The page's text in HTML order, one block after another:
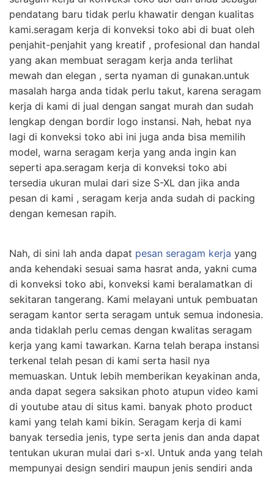
pendatang baru tidak perlu khawatir dengan kualitas
kami.seragam kerja di konveksi toko abi di buat oleh
penjahit-penjahit yang kreatif , profesional dan handal
yang akan membuat seragam kerja anda terlihat
mewah dan elegan , serta nyaman di gunakan.untuk
masalah harga anda tidak perlu takut, karena seragam
kerja di kami di jual dengan sangat murah dan sudah
lengkap dengan bordir logo instansi. Nah, hebat nya
lagi di konveksi toko abi ini juga anda bisa memilih
model, warna seragam kerja yang anda ingin kan
seperti apa.seragam kerja di konveksi toko abi
tersedia ukuran mulai dari size S-XL dan jika anda
pesan di kami , seragam kerja anda sudah di packing
dengan kemesan rapih.
Nah, di sini lah anda dapat pesan seragam kerja yang
anda kehendaki sesuai sama hasrat anda, yakni cuma
di konveksi toko abi, konveksi kami beralamatkan di
sekitaran tangerang. Kami melayani untuk pembuatan
seragam kantor serta seragam untuk semua indonesia.
anda tidaklah perlu cemas dengan kwalitas seragam
kerja yang kami tawarkan. Karna telah berapa instansi
terkenal telah pesan di kami serta hasil nya
memuaskan. Untuk lebih memberikan keyakinan anda,
anda dapat segera saksikan photo atupun video kami
di youtube atau di situs kami. banyak photo product
kami yang telah kami bikin. Seragam kerja di kami
banyak tersedia jenis, type serta jenis dan anda dapat
tentukan ukuran mulai dari s-xl. Untuk anda yang telah
mempunyai design sendiri maupun jenis sendiri anda